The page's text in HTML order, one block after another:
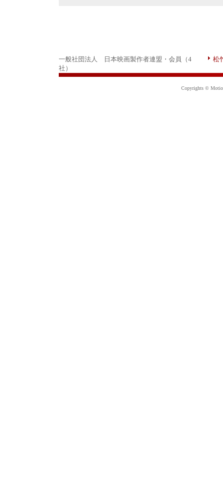
一般社団法人 日本映画製作者連盟・会員（4
社）
松
Copyrights ©